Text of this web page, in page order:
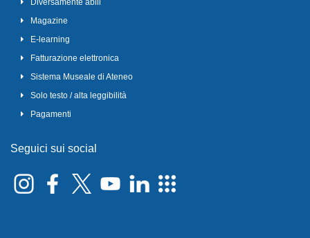
Diversamente abili
Magazine
E-learning
Fatturazione elettronica
Sistema Museale di Ateneo
Solo testo / alta leggibilità
Pagamenti
Seguici sui social